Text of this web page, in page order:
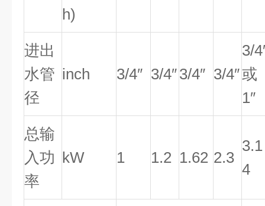
h)
进出
水管
径
inch 3/4″ 3/4″3/4″ 3/4″
3/
或
1″
总输
入功
率
kW 1 1.2 1.62 2.3
3.1
4